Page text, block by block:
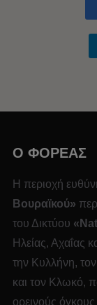
O ΦΟΡΕΑΣ
Η περιοχή
Βουραϊκού»
του Δικτύου «
Ηλείας, Αχαΐας
την Κυλλήνη,
και τον Κλωκό,
ορεινούς